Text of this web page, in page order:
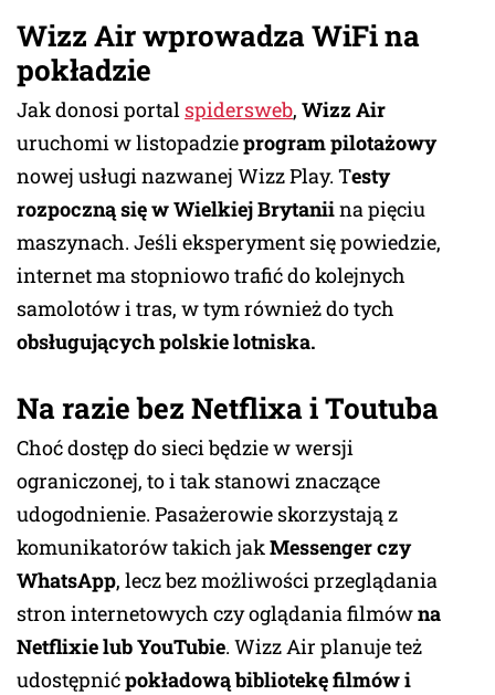
Wizz Air wprowadza WiFi na
pokładzie
Jak donosi portal spidersweb, Wizz Air
uruchomi w listopadzieprogram pilotażowy
nowej usługi nazwanej Wizz Play. Testy
rozpoczną się w Wielkiej Brytaniina pięciu
maszynach. Jeśli eksperyment się powiedzie,
internet ma stopniowo trafić do kolejnych
samolotów i tras, w tym również do tych
obsługujących polskie lotniska.
Na razie bez Netflixa i Toutuba
Choć dostęp do sieci będzie w wersji
ograniczonej, to i tak stanowi znaczące
udogodnienie. Pasażerowie skorzystają z
komunikatorów takich jakMessenger czy
WhatsApp, lecz bez możliwości przeglądania
stron internetowych czy oglądania filmówna
Netflixie lub YouTubie. Wizz Air planuje też
udostępnićpokładową bibliotekę filmów i